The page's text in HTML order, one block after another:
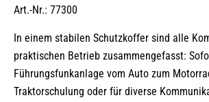
Art.-Nr.: 77300
In einem stabilen Schutzkoffer sind alle
praktischen Betrieb zusammengefasst:
Führungsfunkanlage vom Auto zum
Traktorschulung oder für diverse